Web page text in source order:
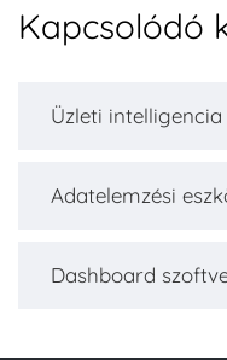
Kapcsolódó
Üzleti
Adatelemzési
Dashboard